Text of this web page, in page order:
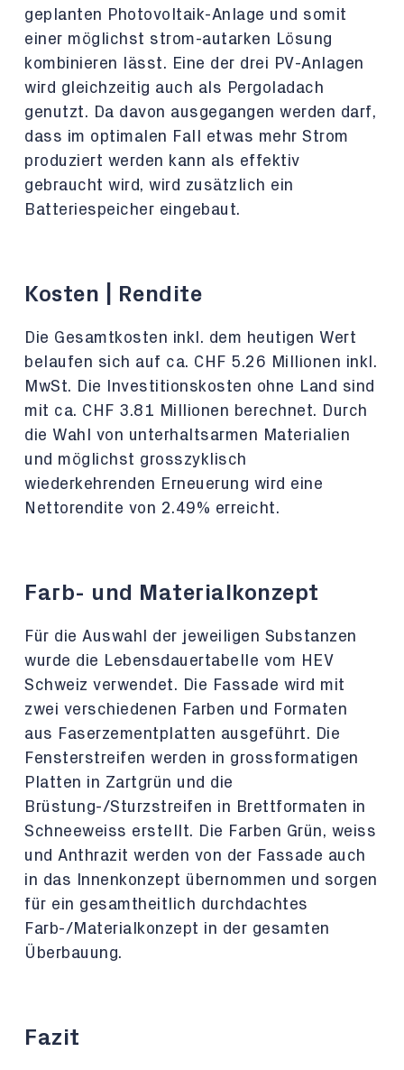
geplanten Photovoltaik-Anlage und somit
einer möglichst strom-autarken Lösung
kombinieren lässt. Eine der drei PV-Anlagen
wird gleichzeitig auch als Pergoladach
genutzt. Da davon ausgegangen werden darf,
dass im optimalen Fall etwas mehr Strom
produziert werden kann als effektiv
gebraucht wird, wird zusätzlich ein
Batteriespeicher eingebaut.
Kosten | Rendite
Die Gesamtkosten inkl. dem heutigen Wert
belaufen sich auf ca. CHF 5.26 Millionen inkl.
MwSt. Die Investitionskosten ohne Land sind
mit ca. CHF 3.81 Millionen berechnet. Durch
die Wahl von unterhaltsarmen Materialien
und möglichst grosszyklisch
wiederkehrenden Erneuerung wird eine
Nettorendite von 2.49% erreicht.
Farb- und Materialkonzept
Für die Auswahl der jeweiligen Substanzen
wurde die Lebensdauertabelle vom HEV
Schweiz verwendet. Die Fassade wird mit
zwei verschiedenen Farben und Formaten
aus Faserzementplatten ausgeführt. Die
Fensterstreifen werden in grossformatigen
Platten in Zartgrün und die
Brüstung-/Sturzstreifen in Brettformaten in
Schneeweiss erstellt. Die Farben Grün, weiss
und Anthrazit werden von der Fassade auch
in das Innenkonzept übernommen und sorgen
für ein gesamtheitlich durchdachtes
Farb-/Materialkonzept in der gesamten
Überbauung.
Fazit